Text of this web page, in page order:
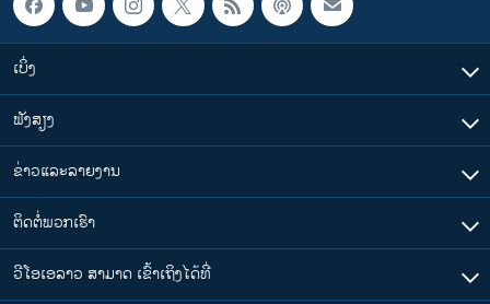
ເບິ່ງ
ຟັງສຽງ
ຂ່າວແລະລາຍງານ
ຕິດຕໍ່ພວກເຮົາ
ວີໂອເອລາວ ສາມາດ ເຂົ້າເຖິງໄດ້ທີ່